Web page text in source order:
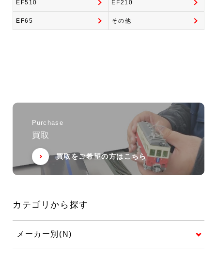
EF510 EF210
EF65 その他
Purchase
買取
買取をご希望の方はこちら
カテゴリから探す
メーカー別(N)